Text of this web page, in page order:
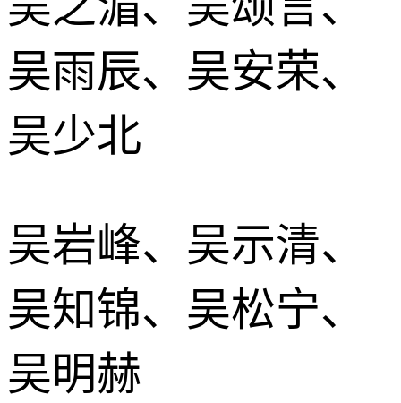
吴雨辰、吴安荣、
吴少北
吴岩峰、吴示清、
吴知锦、吴松宁、
吴明赫